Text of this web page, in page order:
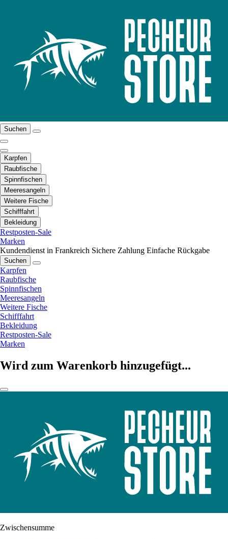
Suchen
Karpfen
Raubfische
Spinnfischen
Meeresangeln
Weitere Fische
Schifffahrt
Bekleidung
Restposten-Sale
Marken
Kundendienst in Frankreich Sichere Zahlung Einfache Rückgabe
Suchen
Karpfen
Raubfische
Spinnfischen
Meeresangeln
Weitere Fische
Schifffahrt
Bekleidung
Restposten-Sale
Marken
Wird zum Warenkorb hinzugefügt...
Zwischensumme